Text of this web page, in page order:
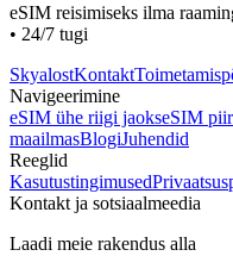
eSIM reisimiseks ilma
• 24/7 tugi
SkyalostKontakt
Navigeerimine
eSIM ühe riigi jaokseSIM
maailmasBlogiJuhendid
Reeglid
Kasutustingimused
Kontakt ja sotsiaalmeedia
Laadi meie rakendus alla